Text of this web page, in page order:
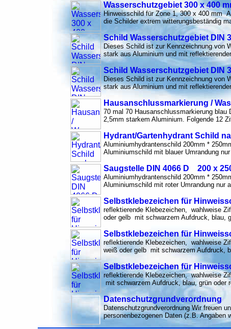
Wasserschutzgebiet 300 x 400
Hinweisschild für Zone 1, 300 x 400 mm
die Schilder extrem witterungsbeständig
Schild Wasserschutzgebiet DIN
Dieses Schild ist zur Kennzeichnung
stark aus Aluminium und mit
Schild Wasserschutzgebiet DIN
Dieses Schild ist zur Kennzeichnung
stark aus Aluminium und mit
Hausanschlussmarkierung /
70 mal 70 Hausanschlussmarkierung
2,5mm starkem Aluminium. Folgende 12
Hydrant/Gartenhydrant Schild
Aluminiumhydrantenschild 200mm *
Aluminiumschild mit blauer Umrandung
Saugstelle DIN 4066 D 200 x
Aluminiumhydrantenschild 200mm *
Aluminiumschild mit roter Umrandung nur
Selbstklebezeichen für
reflektierende Klebezeichen, wahlweise
oder gelb mit schwarzem Aufdruck, blau,
Selbstklebezeichen für
reflektierende Klebezeichen, wahlweise
weiß oder gelb mit schwarzem Aufdruck,
Selbstklebezeichen für
reflektierende Klebezeichen, wahlweise
mit schwarzem Aufdruck, blau, grün oder
Datenschutzgrundverordnung
Datenschutzgrundverordnung Wir freuen
personenbezogenen Daten (z.B. Angaben